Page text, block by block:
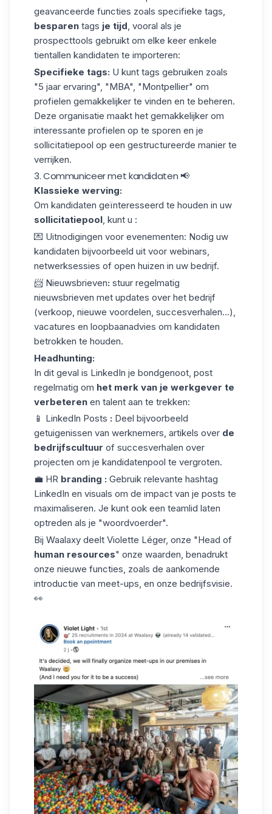
geavanceerde functies zoals specifieke tags,
besparen tags je tijd , vooral als je
prospecttools gebruikt om elke keer enkele
tientallen kandidaten te importeren:
Specifieke tags: U kunt tags gebruiken zoals
"5 jaar ervaring", "MBA", "Montpellier" om
profielen gemakkelijker te vinden en te beheren.
Deze organisatie maakt het gemakkelijker om
interessante profielen op te sporen en je
sollicitatiepool op een gestructureerde manier te
verrijken.
3. Communiceer met kandidaten 📢
Klassieke werving:
Om kandidaten geïnteresseerd te houden in uw
sollicitatiepool, kunt u :
💌 Uitnodigingen voor evenementen: Nodig uw
kandidaten bijvoorbeeld uit voor webinars,
netwerksessies of open huizen in uw bedrijf.
📨 Nieuwsbrieven: stuur regelmatig
nieuwsbrieven met updates over het bedrijf
(verkoop, nieuwe voordelen, succesverhalen...),
vacatures en loopbaanadvies om kandidaten
betrokken te houden.
Headhunting:
In dit geval is LinkedIn je bondgenoot, post
regelmatig om het merk van je werkgever te
verbeteren en talent aan te trekken:
📱 LinkedIn Posts : Deel bijvoorbeeld
getuigenissen van werknemers, artikels over de
bedrijfscultuur of succesverhalen over
projecten om je kandidatenpool te vergroten.
💼 HR branding : Gebruik relevante hashtag
LinkedIn en visuals om de impact van je posts te
maximaliseren. Je kunt ook een teamlid laten
optreden als je "woordvoerder".
Bij Waalaxy deelt Violette Léger, onze "Head of
human resources" onze waarden, benadrukt
onze nieuwe functies, zoals de aankomende
introductie van meet-ups, en onze bedrijfsvisie.
👀